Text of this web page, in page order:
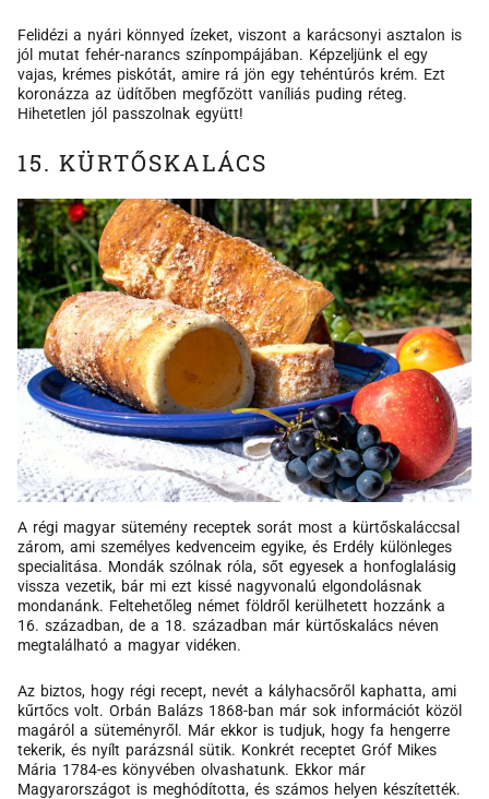
Felidézi a nyári könnyed ízeket, viszont a karácsonyi asztalon is
jól mutat fehér-narancs színpompájában. Képzeljünk el egy
vajas, krémes piskótát, amire rá jön egy tehéntúrós krém. Ezt
koronázza az üdítőben megfőzött vaníliás puding réteg.
Hihetetlen jól passzolnak együtt!
15. KÜRTŐSKALÁCS
A régi magyar sütemény receptek sorát most a kürtőskaláccsal
zárom, ami személyes kedvenceim egyike, és Erdély különleges
specialitása. Mondák szólnak róla, sőt egyesek a honfoglalásig
vissza vezetik, bár mi ezt kissé nagyvonalú elgondolásnak
mondanánk. Feltehetőleg német földről kerülhetett hozzánk a
16. században, de a 18. században már kürtőskalács néven
megtalálható a magyar vidéken.
Az biztos, hogy régi recept, nevét a kályhacsőről kaphatta, ami
kűrtőcs volt. Orbán Balázs 1868-ban már sok információt közöl
magáról a süteményről. Már ekkor is tudjuk, hogy fa hengerre
tekerik, és nyílt parázsnál sütik. Konkrét receptet Gróf Mikes
Mária 1784-es könyvében olvashatunk. Ekkor már
Magyarországot is meghódította, és számos helyen készítették.